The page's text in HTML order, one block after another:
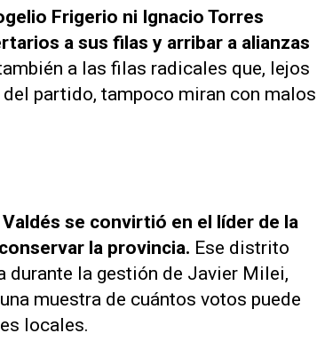
Frigerio ni Ignacio Torres
a sus filas y arribar a alianzas
a las filas radicales que, lejos
partido, tampoco miran con malos
se convirtió en el líder de la
la provincia. Ese distrito
durante la gestión de Javier Milei,
muestra de cuántos votos puede
locales.